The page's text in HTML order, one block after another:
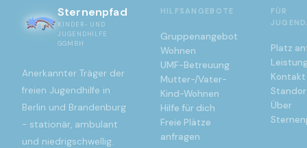
Sternenpfad
KINDER- UND
JUGENDHILFE
GGMBH
Anerkannter Träger der
freien Jugendhilfe in
Berlin und Brandenburg
- stationär, ambulant
und niedrigschwellig.
HILFSANGEBOTE
Gruppenangebot
Wohnen
UMF-Betreuung
Mutter-/Vater-
Kind-Wohnen
Hilfe für dich
Freie Plätze
anfragen
FÜR
Platz
Kontakt
Über